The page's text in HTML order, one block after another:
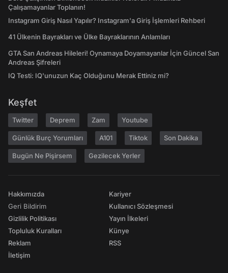
Çalışamayanlar Toplanın!
Instagram Giriş Nasıl Yapılır? Instagram'a Giriş İşlemleri Rehberi
41 Ülkenin Bayrakları ve Ülke Bayraklarının Anlamları
GTA San Andreas Hileleri! Oynamaya Doyamayanlar İçin Güncel San
Andreas Şifreleri
IQ Testi: IQ'unuzun Kaç Olduğunu Merak Ettiniz mi?
Keşfet
Twitter Deprem Zam Youtube
Günlük Burç Yorumları A101 Tiktok Son Dakika
Bugün Ne Pişirsem Gezilecek Yerler
Hakkımızda
Geri Bildirim
Gizlilik Politikası
Topluluk Kuralları
Reklam
İletişim
Kariyer
Kullanıcı Sözleşmesi
Yayın İlkeleri
Künye
RSS